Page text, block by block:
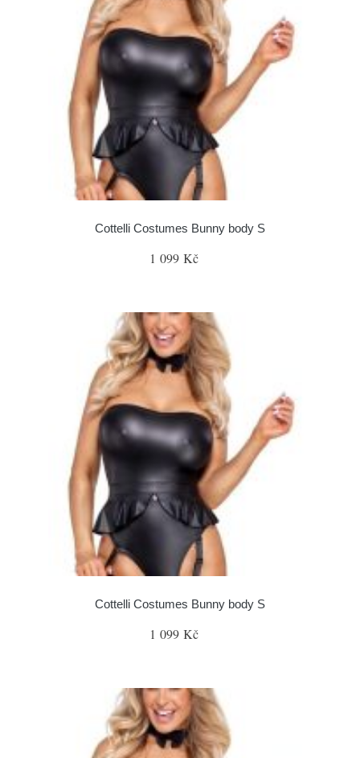
Cottelli Costumes Bunny body S
1 099 Kč
Cottelli Costumes Bunny body S
1 099 Kč